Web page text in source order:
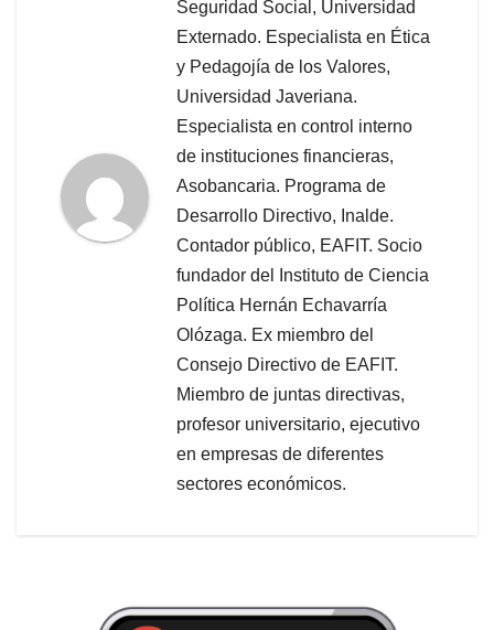
Seguridad Social, Universidad
Externado. Especialista en Ética
y Pedagojía de los Valores,
Universidad Javeriana.
Especialista en control interno
de instituciones financieras,
Asobancaria. Programa de
Desarrollo Directivo, Inalde.
Contador público, EAFIT. Socio
fundador del Instituto de Ciencia
Política Hernán Echavarría
Olózaga. Ex miembro del
Consejo Directivo de EAFIT.
Miembro de juntas directivas,
profesor universitario, ejecutivo
en empresas de diferentes
sectores económicos.